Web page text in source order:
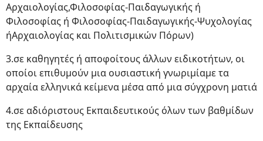
Αρχαιολογίας,Φιλοσοφίας-Παιδαγωγικής ή
Φιλοσοφίας ή Φιλοσοφίας-Παιδαγωγικής-Ψυχολογίας
ήΑρχαιολογίας και Πολιτισμικών Πόρων)
3.σε καθηγητές ή αποφοίτους άλλων ειδικοτήτων, οι
οποίοι επιθυμούν μια ουσιαστική γνωριμίαμε τα
αρχαία ελληνικά κείμενα μέσα από μια σύγχρονη ματιά
4.σε αδιόριστους Εκπαιδευτικούς όλων των βαθμίδων
της Εκπαίδευσης